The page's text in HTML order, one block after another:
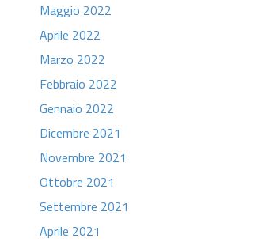
Maggio 2022
Aprile 2022
Marzo 2022
Febbraio 2022
Gennaio 2022
Dicembre 2021
Novembre 2021
Ottobre 2021
Settembre 2021
Aprile 2021